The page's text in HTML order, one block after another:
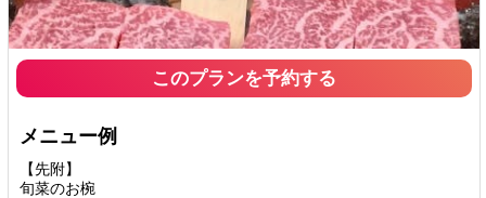
このプランを予約する
メニュー例
【先附】
旬菜のお椀